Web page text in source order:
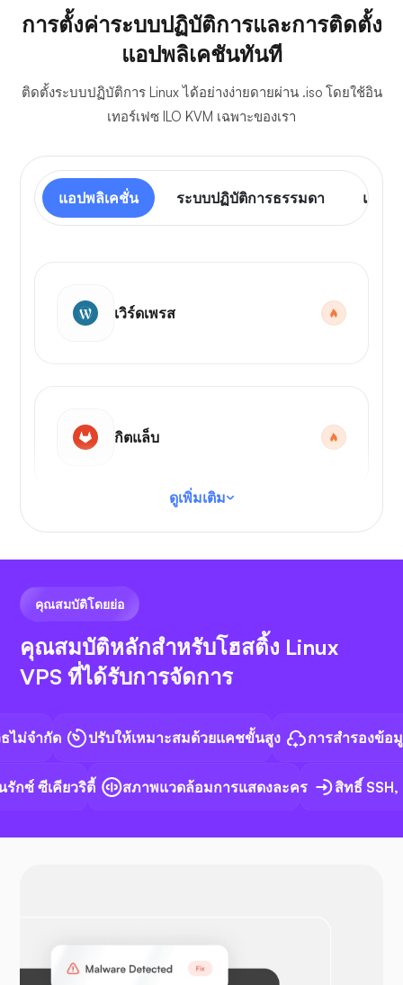
การตั้งค่าระบบปฏิบัติการและการติดตั้ง
แอปพลิเคชันทันที
ติดตั้งระบบปฏิบัติการ Linux ได้อย่างง่ายดายผ่าน .iso โดยใช้อิน
เทอร์เฟซ ILO KVM เฉพาะของเรา
แอปพลิเคชั่น ระบบปฏิบัติการธรรมดา แผงค
เวิร์ดเพรส
กิตแล็บ
รหัส VS
เอ็น8เอ็น
ดูเพิ่มเติม
คุณสมบัติโดยย่อ
คุณสมบัติหลักสำหรับโฮสติ้ง Linux
VPS ที่ได้รับการจัดการ
กัด ปรับให้เหมาะสมด้วยแคชขั้นสูง การสำรองข้อมูลอัต
ซ์ ซีเคียวริตี้ สภาพแวดล้อมการแสดงละคร สิทธิ์ SSH,